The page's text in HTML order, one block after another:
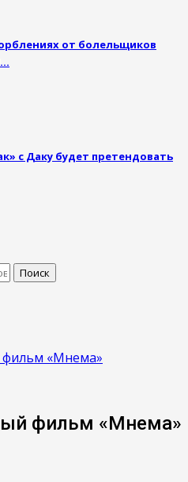
от болельщиков
с Даку будет претендовать
Поиск
«Мнема»
фильм «Мнема»